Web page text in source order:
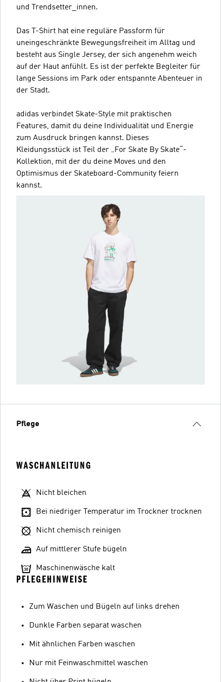
und Trendsetter_innen.
Das T-Shirt hat eine reguläre Passform für
uneingeschränkte Bewegungsfreiheit im Alltag und
besteht aus Single Jersey, der sich angenehm weich
auf der Haut anfühlt. Es ist der perfekte Begleiter für
lange Sessions im Park oder entspannte Abenteuer in
der Stadt.
adidas verbindet Skate-Style mit praktischen
Features, damit du deine Individualität und Energie
zum Ausdruck bringen kannst. Dieses
Kleidungsstück ist Teil der „For Skate By Skate“-
Kollektion, mit der du deine Moves und den
Optimismus der Skateboard-Community feiern
kannst.
Pflege
WASCHANLEITUNG
Nicht bleichen
Bei niedriger Temperatur im Trockner trocknen
Nicht chemisch reinigen
Auf mittlerer Stufe bügeln
Maschinenwäsche kalt
PFLEGEHINWEISE
Zum Waschen und Bügeln auf links drehen
Dunkle Farben separat waschen
Mit ähnlichen Farben waschen
Nur mit Feinwaschmittel waschen